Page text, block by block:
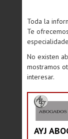
Toda la
Te
No existen
mostramos
interesar.
AYJ